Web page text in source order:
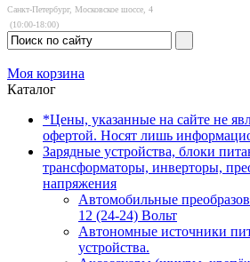
Санкт-Петербург, Московское шоссе, 4
(10:00-18:00)
Моя корзина
Каталог
*Цены, указанные на сайте не
офертой. Носят лишь
Зарядные устройства, блоки
трансформаторы, инверторы,
напряжения
Автомобильные
12 (24-24) Вольт
Автономные источники
устройства.